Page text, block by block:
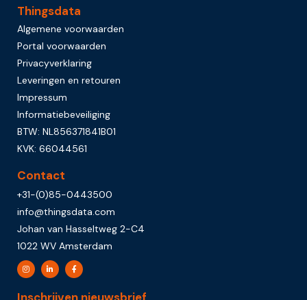
Thingsdata
Algemene voorwaarden
Portal voorwaarden
Privacyverklaring
Leveringen en retouren
Impressum
Informatiebeveiliging
BTW: NL856371841B01
KVK: 66044561
Contact
+31-(0)85-0443500
info@thingsdata.com
Johan van Hasseltweg 2-C4
1022 WV Amsterdam
Inschrijven nieuwsbrief